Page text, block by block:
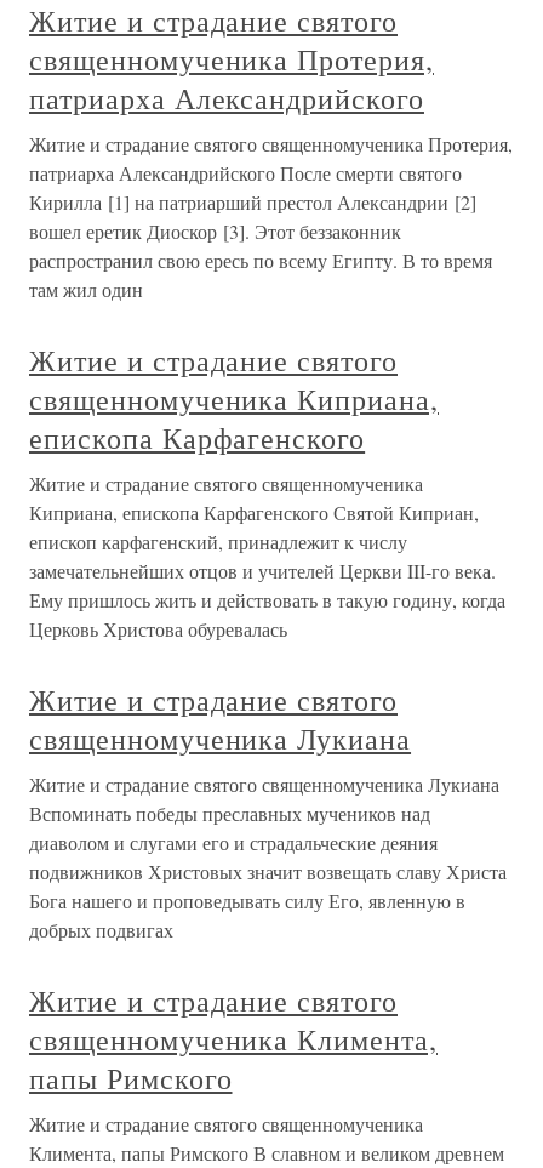
Житие и страдание святого
священномученика Протерия,
патриарха Александрийского
Житие и страдание святого священномученика Протерия,
патриарха Александрийского После смерти святого
Кирилла [1] на патриарший престол Александрии [2]
вошел еретик Диоскор [3]. Этот беззаконник
распространил свою ересь по всему Египту. В то время
там жил один
Житие и страдание святого
священномученика Киприана,
епископа Карфагенского
Житие и страдание святого священномученика
Киприана, епископа Карфагенского Святой Киприан,
епископ карфагенский, принадлежит к числу
замечательнейших отцов и учителей Церкви III-го века.
Ему пришлось жить и действовать в такую годину, когда
Церковь Христова обуревалась
Житие и страдание святого
священномученика Лукиана
Житие и страдание святого священномученика Лукиана
Вспоминать победы преславных мучеников над
диаволом и слугами его и страдальческие деяния
подвижников Христовых значит возвещать славу Христа
Бога нашего и проповедывать силу Его, явленную в
добрых подвигах
Житие и страдание святого
священномученика Климента,
папы Римского
Житие и страдание святого священномученика
Климента, папы Римского В славном и великом древнем